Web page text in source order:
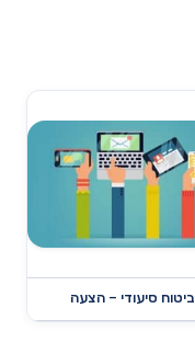
ביטוח סיעודי – הצעה